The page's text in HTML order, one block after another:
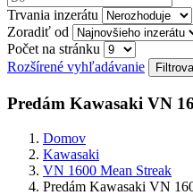
Trvania inzerátu
Zoradiť od
Počet na stránku
Rozšírené vyhľadávanie
Predám Kawasaki VN
Domov
Kawasaki
VN 1600 Mean Streak
Predám Kawasaki VN